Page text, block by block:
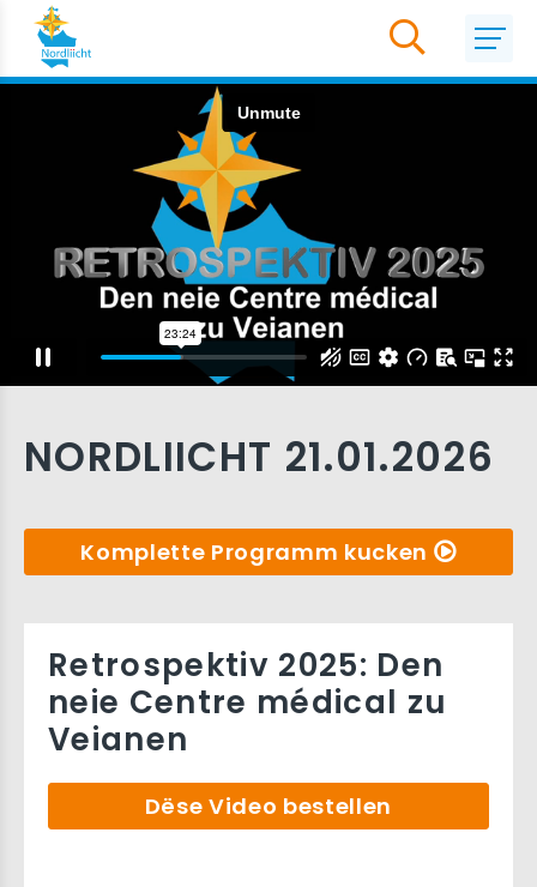
NORDLIICHT 21.01.2026
Komplette Programm kucken
Retrospektiv 2025: Den
neie Centre médical zu
Veianen
Dëse Video bestellen